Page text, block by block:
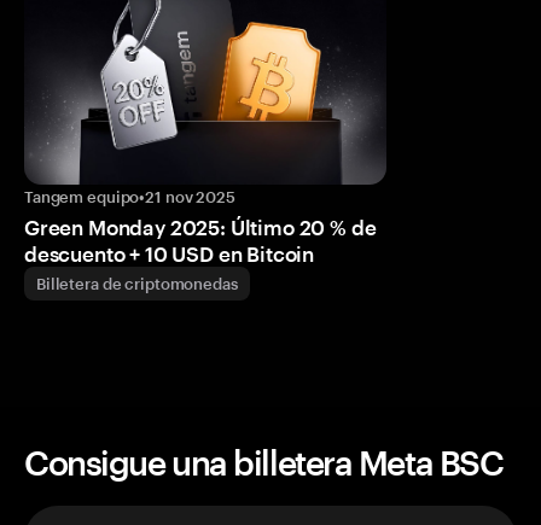
Tangem equipo•21 nov 2025
Green Monday 2025: Último 20 % de
descuento + 10 USD en Bitcoin
Billetera de criptomonedas
Consigue una billetera Meta BSC